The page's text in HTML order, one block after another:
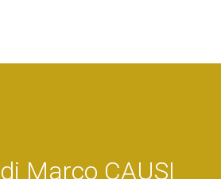
Marco CAUSI